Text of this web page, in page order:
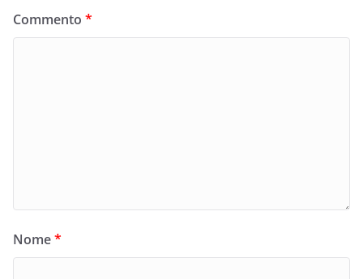
Commento *
Nome*